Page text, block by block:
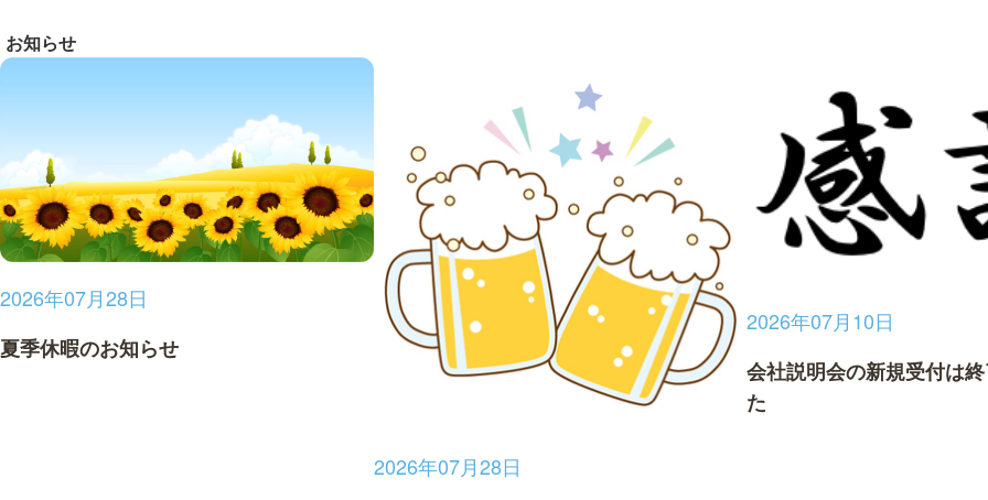
お知らせ
2026年07月28日
夏季休暇のお知らせ
2026年07月28日
2026年07月10日
会社説明会の新規受付は
た